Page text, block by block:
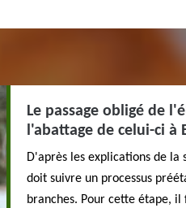
Le passage obligé de
l'abattage de celui-ci à
D'après les explications de
doit suivre un processus
branches. Pour cette étape,